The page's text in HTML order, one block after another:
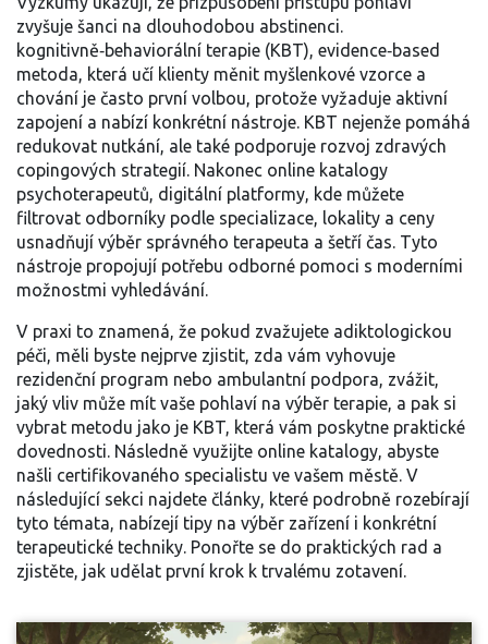
zvyšuje šanci na dlouhodobou abstinenci.
kognitivně‑behaviorální terapie (KBT), evidence‑based
metoda, která učí klienty měnit myšlenkové vzorce a
chování je často první volbou, protože vyžaduje aktivní
zapojení a nabízí konkrétní nástroje. KBT nejenže pomáhá
redukovat nutkání, ale také podporuje rozvoj zdravých
copingových strategií. Nakonec online katalogy
psychoterapeutů, digitální platformy, kde můžete
filtrovat odborníky podle specializace, lokality a ceny
usnadňují výběr správného terapeuta a šetří čas. Tyto
nástroje propojují potřebu odborné pomoci s moderními
možnostmi vyhledávání.
V praxi to znamená, že pokud zvažujete adiktologickou
péči, měli byste nejprve zjistit, zda vám vyhovuje
rezidenční program nebo ambulantní podpora, zvážit,
jaký vliv může mít vaše pohlaví na výběr terapie, a pak si
vybrat metodu jako je KBT, která vám poskytne praktické
dovednosti. Následně využijte online katalogy, abyste
našli certifikovaného specialistu ve vašem městě. V
následující sekci najdete články, které podrobně rozebírají
tyto témata, nabízejí tipy na výběr zařízení i konkrétní
terapeutické techniky. Ponořte se do praktických rad a
zjistěte, jak udělat první krok k trvalému zotavení.